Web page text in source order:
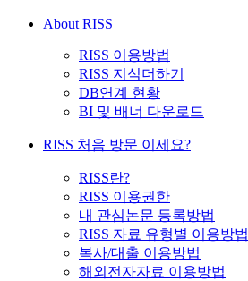
About RISS
RISS 이용방법
RISS 지식더하기
DB연계 현황
BI 및 배너 다운로드
RISS 처음 방문 이세요?
RISS란?
RISS 이용권한
내 관심논문 등록방법
RISS 자료 유형별 이용방법
복사/대출 이용방법
해외전자자료 이용방법